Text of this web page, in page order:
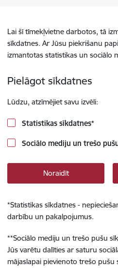
Lai šī tīmekļvietne darbotos, tā
sīkdatnes. Ar Jūsu piekrišanu
izmantotas statistikas un sociālo
Pielāgot sīkdatnes
Lūdzu, atzīmējiet savu izvēli:
Statistikas sīkdatnes*
Sociālo mediju un trešo
Noraidīt
*Statistikas sīkdatnes -
darbību un pakalpojumus.
**Sociālo mediju un trešo pušu
Jūs varētu dalīties ar saturu
mājaslapai pievienoto trešo